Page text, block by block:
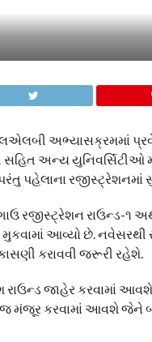
અભ્યાસક્રમમાં
સહિત અન્ય
પહેલાના રજીસ્ટ્રેશનમાં
રજીસ્ટ્રેશન રાઉન્ડ-૧
આવ્યો છે. નવેસરથી
કરાવવી જરૂરી રહેશે.
જાહેર કરવામાં
મંજૂર કરવામાં આવશે જેને